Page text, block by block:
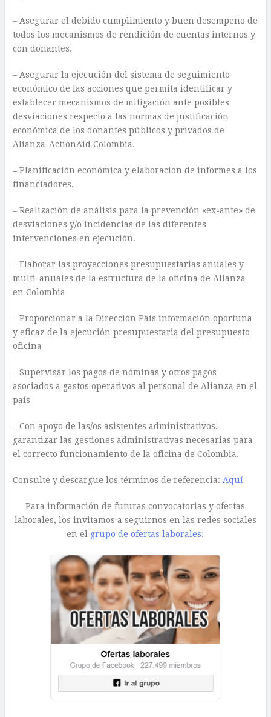
– Asegurar el debido cumplimiento y buen desempeño de
todos los mecanismos de rendición de cuentas internos y
con donantes.
– Asegurar la ejecución del sistema de seguimiento
económico de las acciones que permita identificar y
establecer mecanismos de mitigación ante posibles
desviaciones respecto a las normas de justificación
económica de los donantes públicos y privados de
Alianza-ActionAid Colombia.
– Planificación económica y elaboración de informes a los
financiadores.
– Realización de análisis para la prevención «ex-ante» de
desviaciones y/o incidencias de las diferentes
intervenciones en ejecución.
– Elaborar las proyecciones presupuestarias anuales y
multi-anuales de la estructura de la oficina de Alianza
en Colombia
– Proporcionar a la Dirección País información oportuna
y eficaz de la ejecución presupuestaria del presupuesto
oficina
– Supervisar los pagos de nóminas y otros pagos
asociados a gastos operativos al personal de Alianza en el
país
– Con apoyo de las/os asistentes administrativos,
garantizar las gestiones administrativas necesarias para
el correcto funcionamiento de la oficina de Colombia.
Consulte y descargue los términos de referencia: Aquí
Para información de futuras convocatorias y ofertas
laborales, los invitamos a seguirnos en las redes sociales
en el grupo de ofertas laborales: